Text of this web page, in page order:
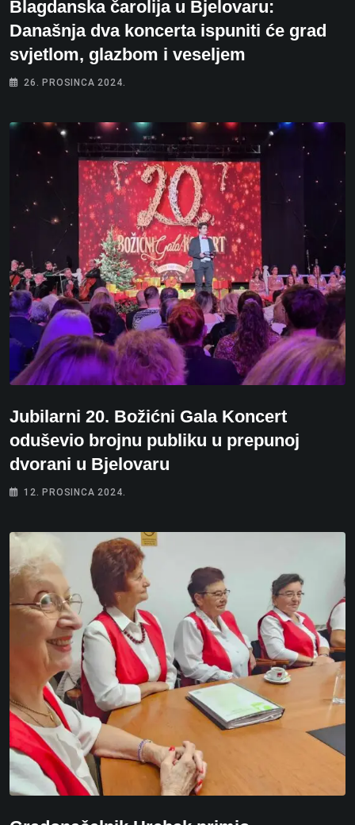
Blagdanska čarolija u Bjelovaru:
Današnja dva koncerta ispuniti će grad
svjetlom, glazbom i veseljem
26. PROSINCA 2024.
Jubilarni 20. Božićni Gala Koncert
oduševio brojnu publiku u prepunoj
dvorani u Bjelovaru
12. PROSINCA 2024.